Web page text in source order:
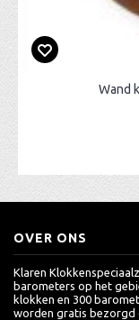
Wand
OVER ONS
Klaren
barometers op het
klokken en 300
worden gratis bezorgd